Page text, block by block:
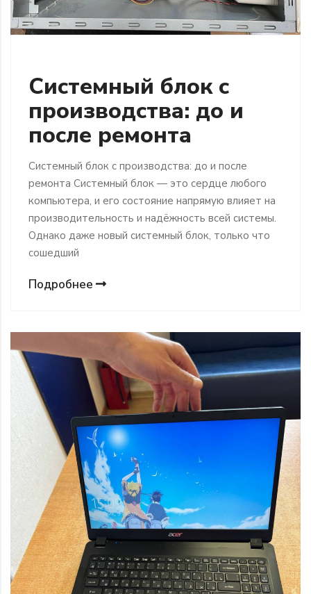
Системный блок с
производства: до и
после ремонта
Системный блок с производства: до и после
ремонта Системный блок — это сердце любого
компьютера, и его состояние напрямую влияет на
производительность и надёжность всей системы.
Однако даже новый системный блок, только что
сошедший
Подробнее